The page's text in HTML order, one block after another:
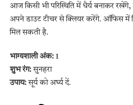
आज किसी भी परिस्थिति में धैर्य बनाकर
अपने डाउट टीचर से क्लियर करेंगे. ऑफिस में
मिल सकती है.
भाग्यशाली अंक: 1
शुभ रंग:सुनहरा
उपाय:सूर्य को अर्घ्य दें.